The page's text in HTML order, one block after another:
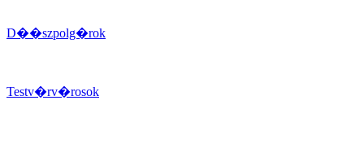
D��szpolg�rok
Testv�rv�rosok